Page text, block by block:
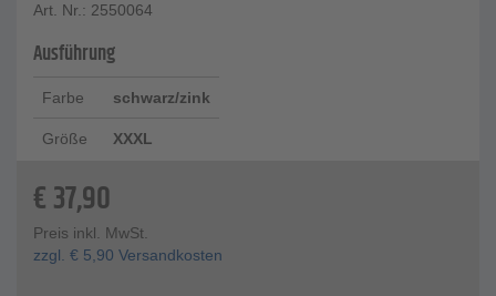
Art. Nr.: 2550064
Ausführung
Farbe schwarz/zink
Größe XXXL
€37,90
Preis inkl. MwSt.
zzgl. € 5,90 Versandkosten